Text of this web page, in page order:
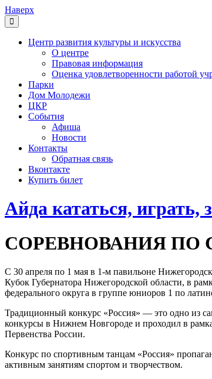
Наверх
Центр развития культуры и искусства
О центре
Правовая информация
Оценка удовлетворенности работой
Парки
Дом Молодежи
ЦКР
События
Афиша
Новости
Контакты
Обратная связь
Вконтакте
Купить билет
Айда кататься, играть,
СОРЕВНОВАНИЯ ПО
С 30 апреля по 1 мая в 1-м павильоне
Кубок Губернатора Нижегородской области, в
федерального округа в группе юниоров 1 по
Традиционный конкурс «Россия» — это одно из
конкурсы в Нижнем Новгороде и проходил в
Первенства России.
Конкурс по спортивным танцам «Россия»
активным занятиям спортом и творчеством.